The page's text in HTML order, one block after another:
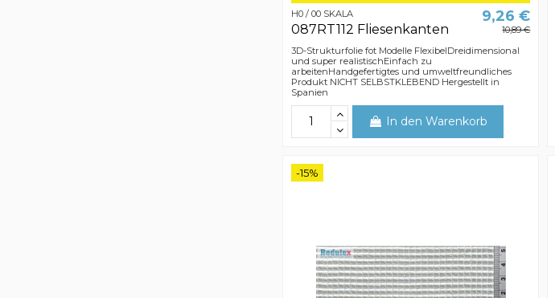
H0 / 00 SKALA
087RT112 Fliesenkanten
9,26 €
10,89 €
3D-Strukturfolie fot Modelle FlexibelDreidimensional
und super realistischEinfach zu
arbeitenHandgefertigtes und umweltfreundliches
Produkt NICHT SELBSTKLEBEND Hergestellt in
Spanien
In den Warenkorb
-15%